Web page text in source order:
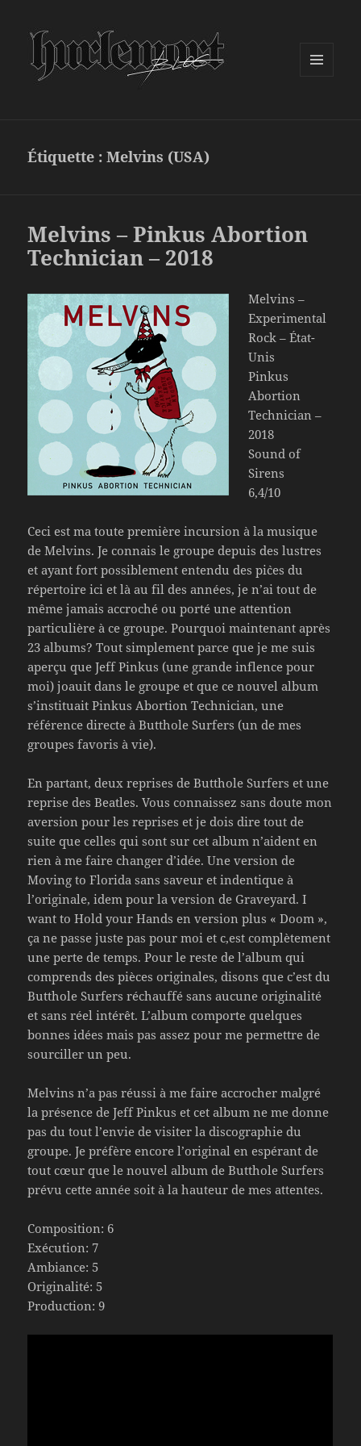
Étiquette :Melvins (USA)
Melvins – Pinkus Abortion
Technician – 2018
Melvins –
Experimental
Rock – État-
Unis
Pinkus
Abortion
Technician –
2018
Sound of
Sirens
6,4/10
Ceci est ma toute première incursion à la musique
de Melvins. Je connais le groupe depuis des lustres
et ayant fort possiblement entendu des pi`ces du
répertoire ici et là au fil des années, je n’ai tout de
même jamais accroché ou porté une attention
particulière à ce groupe. Pourquoi maintenant après
23 albums? Tout simplement parce que je me suis
aperçu que Jeff Pinkus (une grande inflence pour
moi) joauit dans le groupe et que ce nouvel album
s’instituait Pinkus Abortion Technician, une
référence directe à Butthole Surfers (un de mes
groupes favoris à vie).
En partant, deux reprises de Butthole Surfers et une
reprise des Beatles. Vous connaissez sans doute mon
aversion pour les reprises et je dois dire tout de
suite que celles qui sont sur cet album n’aident en
rien à me faire changer d’idée. Une version de
Moving to Florida sans saveur et indentique à
l’originale, idem pour la version de Graveyard. I
want to Hold your Hands en version plus « Doom »,
ça ne passe juste pas pour moi et c,est complètement
une perte de temps. Pour le reste de l’album qui
comprends des pièces originales, disons que c’est du
Butthole Surfers réchauffé sans aucune originalité
et sans réel intérêt. L’album comporte quelques
bonnes idées mais pas assez pour me permettre de
sourciller un peu.
Melvins n’a pas réussi à me faire accrocher malgré
la présence de Jeff Pinkus et cet album ne me donne
pas du tout l’envie de visiter la discographie du
groupe. Je préfère encore l’original en espérant de
tout cœur que le nouvel album de Butthole Surfers
prévu cette année soit à la hauteur de mes attentes.
Composition: 6
Exécution: 7
Ambiance: 5
Originalité: 5
Production: 9